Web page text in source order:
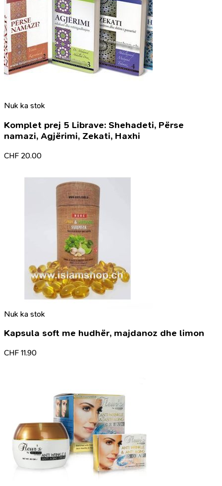
Nuk ka stok
Komplet prej 5 Librave: Shehadeti, Përse
namazi, Agjërimi, Zekati, Haxhi
CHF 20.00
Nuk ka stok
Kapsula soft me hudhër, majdanoz dhe limon
CHF 11.90